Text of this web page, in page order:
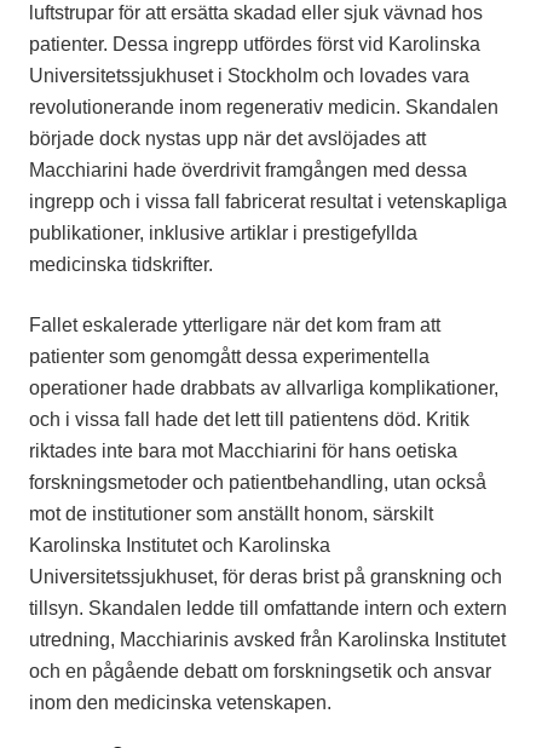
luftstrupar för att ersätta skadad eller sjuk vävnad hos
patienter. Dessa ingrepp utfördes först vid Karolinska
Universitetssjukhuset i Stockholm och lovades vara
revolutionerande inom regenerativ medicin. Skandalen
började dock nystas upp när det avslöjades att
Macchiarini hade överdrivit framgången med dessa
ingrepp och i vissa fall fabricerat resultat i vetenskapliga
publikationer, inklusive artiklar i prestigefyllda
medicinska tidskrifter.
Fallet eskalerade ytterligare när det kom fram att
patienter som genomgått dessa experimentella
operationer hade drabbats av allvarliga komplikationer,
och i vissa fall hade det lett till patientens död. Kritik
riktades inte bara mot Macchiarini för hans oetiska
forskningsmetoder och patientbehandling, utan också
mot de institutioner som anställt honom, särskilt
Karolinska Institutet och Karolinska
Universitetssjukhuset, för deras brist på granskning och
tillsyn. Skandalen ledde till omfattande intern och extern
utredning, Macchiarinis avsked från Karolinska Institutet
och en pågående debatt om forskningsetik och ansvar
inom den medicinska vetenskapen.